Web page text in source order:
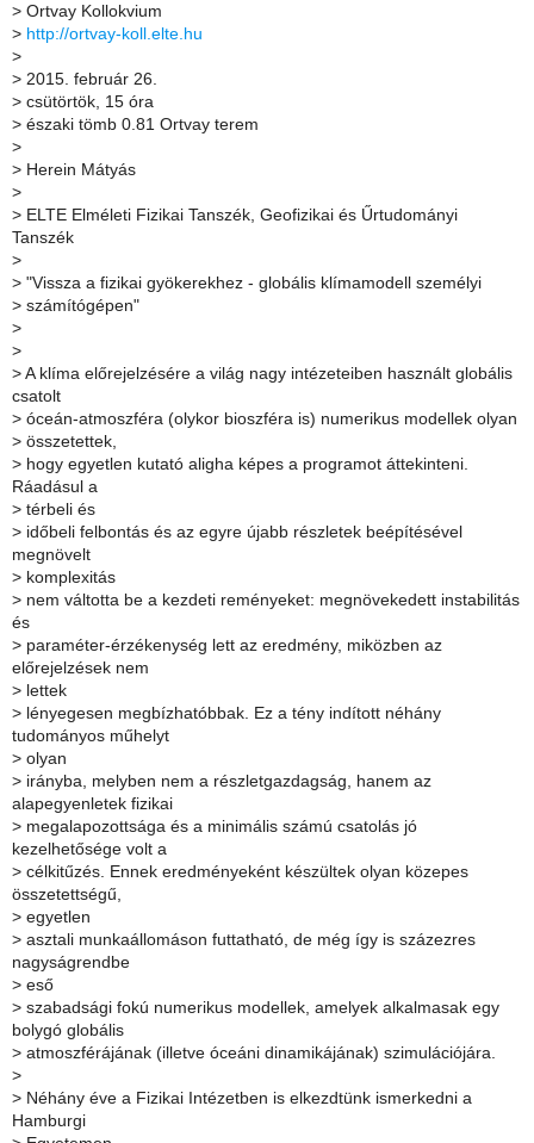
> Ortvay Kollokvium
> http://ortvay-koll.elte.hu
>
> 2015. február 26.
> csütörtök, 15 óra
> északi tömb 0.81 Ortvay terem
>
> Herein Mátyás
>
> ELTE Elméleti Fizikai Tanszék, Geofizikai és Űrtudományi
Tanszék
>
> "Vissza a fizikai gyökerekhez - globális klímamodell személyi
> számítógépen"
>
>
> A klíma előrejelzésére a világ nagy intézeteiben használt globális
csatolt
> óceán-atmoszféra (olykor bioszféra is) numerikus modellek olyan
> összetettek,
> hogy egyetlen kutató aligha képes a programot áttekinteni.
Ráadásul a
> térbeli és
> időbeli felbontás és az egyre újabb részletek beépítésével
megnövelt
> komplexitás
> nem váltotta be a kezdeti reményeket: megnövekedett instabilitás
és
> paraméter-érzékenység lett az eredmény, miközben az
előrejelzések nem
> lettek
> lényegesen megbízhatóbbak. Ez a tény indított néhány
tudományos műhelyt
> olyan
> irányba, melyben nem a részletgazdagság, hanem az
alapegyenletek fizikai
> megalapozottsága és a minimális számú csatolás jó
kezelhetősége volt a
> célkitűzés. Ennek eredményeként készültek olyan közepes
összetettségű,
> egyetlen
> asztali munkaállomáson futtatható, de még így is százezres
nagyságrendbe
> eső
> szabadsági fokú numerikus modellek, amelyek alkalmasak egy
bolygó globális
> atmoszférájának (illetve óceáni dinamikájának) szimulációjára.
>
> Néhány éve a Fizikai Intézetben is elkezdtünk ismerkedni a
Hamburgi